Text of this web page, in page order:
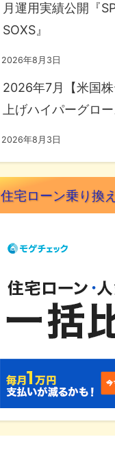
月運用実績公開『
SOXS』
2026年8月3日
2026年7月【米国
上げハイパーグロー
2026年8月3日
住宅ローン乗り換